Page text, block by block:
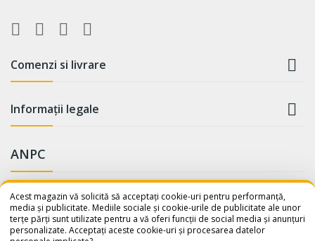
WhatsApp
Salut! Cum te putem ajuta? Scrie-
ne pe WhatsApp!
Comenzi si livrare 
Informații legale 
ANPC
Acest magazin vă solicită să acceptați cookie-uri pentru performanță,
media și publicitate. Mediile sociale și cookie-urile de publicitate ale unor
terțe părți sunt utilizate pentru a vă oferi funcții de social media și anunțuri
personalizate. Acceptați aceste cookie-uri și procesarea datelor